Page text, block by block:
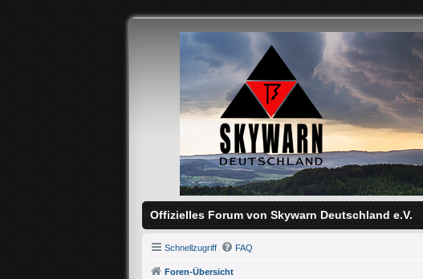
Offizielles Forum von Skywarn Deutschland e.V.
Schnellzugriff FAQ
Foren-Übersicht